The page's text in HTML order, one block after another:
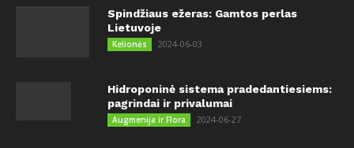
Spindžiaus ežeras: Gamtos perlas
Lietuvoje
Kelionės 2024-06-03
Hidroponinė sistema pradedantiesiems:
pagrindai ir privalumai
Augmenija ir Flora 2024-06-27